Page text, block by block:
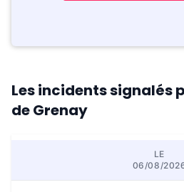
Les incidents signalés
de Grenay
LE
06/08/